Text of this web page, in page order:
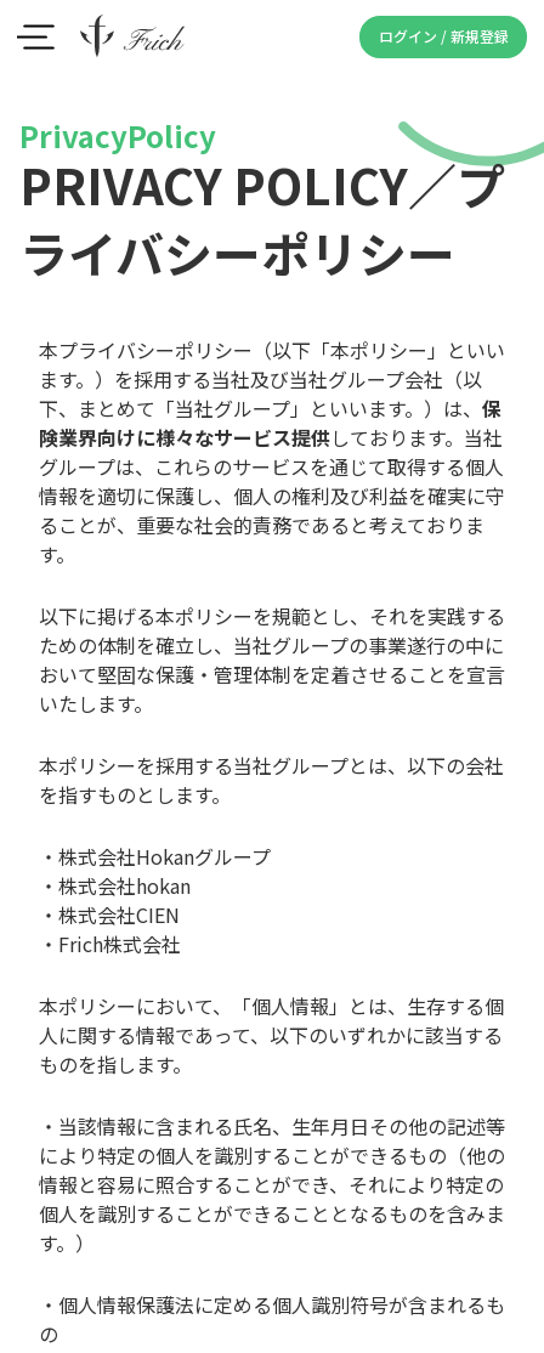
ログイン / 新規登録
PRIVACY POLICY／プ
ライバシーポリシー
本プライバシーポリシー（以下「本ポリシー」といい
ます。）を採用する当社及び当社グループ会社（以
下、まとめて「当社グループ」といいます。）は、 保
険業界向けに様々なサービス提供しております。当社
グループは、これらのサービスを通じて取得する個人
情報を適切に保護し、個人の権利及び利益を確実に守
ることが、重要な社会的責務であると考えておりま
す。
以下に掲げる本ポリシーを規範とし、それを実践する
ための体制を確立し、当社グループの事業遂行の中に
おいて堅固な保護・管理体制を定着させることを宣言
いたします。
本ポリシーを採用する当社グループとは、以下の会社
を指すものとします。
・株式会社Hokanグループ
・株式会社hokan
・株式会社CIEN
・Frich株式会社
本ポリシーにおいて、「個人情報」とは、生存する個
人に関する情報であって、以下のいずれかに該当する
ものを指します。
・当該情報に含まれる氏名、生年月日その他の記述等
により特定の個人を識別することができるもの（他の
情報と容易に照合することができ、それにより特定の
個人を識別することができることとなるものを含みま
す。）
・個人情報保護法に定める個人識別符号が含まれるも
の